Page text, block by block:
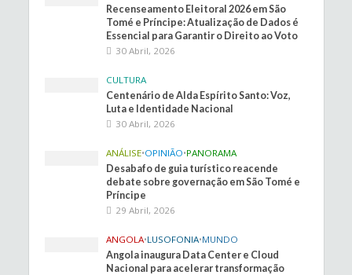
Recenseamento Eleitoral 2026 em São
Tomé e Príncipe: Atualização de Dados é
Essencial para Garantir o Direito ao Voto
30 Abril, 2026
CULTURA
Centenário de Alda Espírito Santo: Voz,
Luta e Identidade Nacional
30 Abril, 2026
ANÁLISE•OPINIÃO•PANORAMA
Desabafo de guia turístico reacende
debate sobre governação em São Tomé e
Príncipe
29 Abril, 2026
ANGOLA•LUSOFONIA•MUNDO
Angola inaugura Data Center e Cloud
Nacional para acelerar transformação